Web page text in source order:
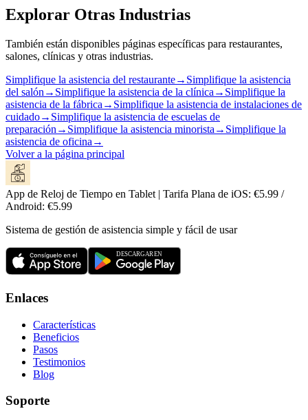
Explorar Otras Industrias
También están disponibles páginas específicas para restaurantes,
salones, clínicas y otras industrias.
Simplifique la asistencia del restaurante→ Simplifique la asistencia
del salón → Simplifique la asistencia de la clínica → Simplifique la
asistencia de la fábrica → Simplifique la asistencia de instalaciones de
cuidado→ Simplifique la asistencia de escuelas de
preparación → Simplifique la asistencia minorista → Simplifique la
asistencia de oficina →
Volver a la página principal
App de Reloj de Tiempo en Tablet | Tarifa Plana de iOS: €5.99 /
Android: €5.99
Sistema de gestión de asistencia simple y fácil de usar
Enlaces
Características
Beneficios
Pasos
Testimonios
Blog
Soporte